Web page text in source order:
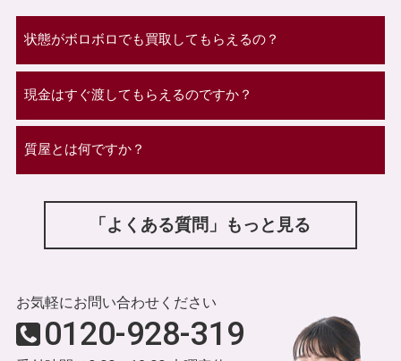
状態がボロボロでも買取してもらえるの？
現金はすぐ渡してもらえるのですか？
質屋とは何ですか？
「よくある質問」もっと見る
お気軽にお問い合わせください
0120-928-319